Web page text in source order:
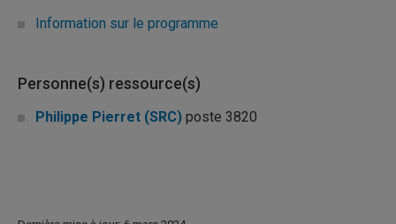
Information sur le programme
Personne(s) ressource(s)
Philippe Pierret (SRC) poste 3820